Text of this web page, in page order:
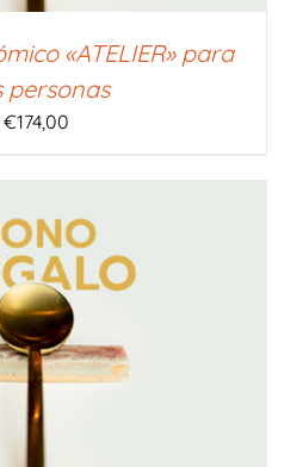
«ATELIER» para
personas
€174,00